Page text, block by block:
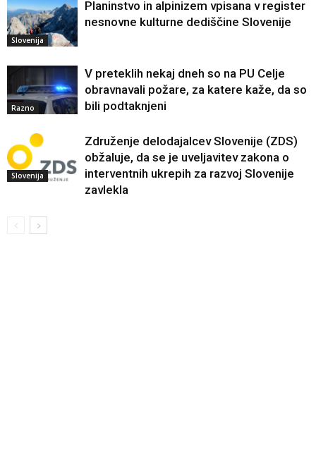
Slovenija
Planinstvo in alpinizem vpisana v register
nesnovne kulturne dediščine Slovenije
Razno
V preteklih nekaj dneh so na PU Celje
obravnavali požare, za katere kaže, da so
bili podtaknjeni
Slovenija
Združenje delodajalcev Slovenije (ZDS)
obžaluje, da se je uveljavitev zakona o
interventnih ukrepih za razvoj Slovenije
zavlekla